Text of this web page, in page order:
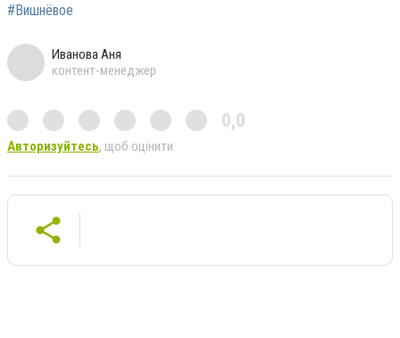
#Вишнёвое
Иванова Аня
контент-менеджер
0,0
Авторизуйтесь, щоб оцінити